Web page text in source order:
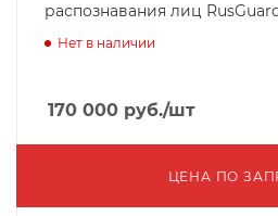
распознавания лиц
Нет в наличии
170 000 руб./шт
ЦЕНА ПО